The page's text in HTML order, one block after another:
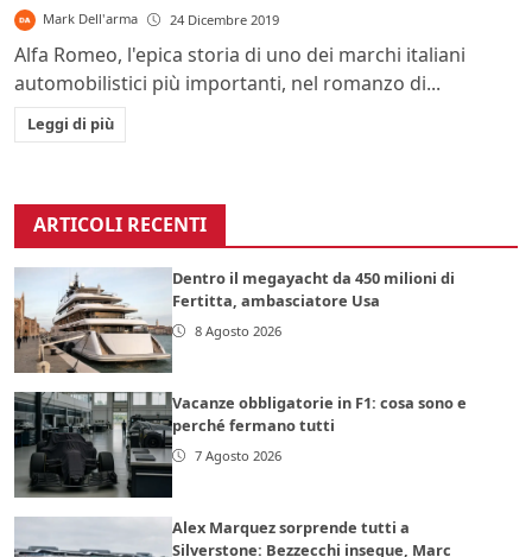
Mark Dell'arma 24 Dicembre 2019
Alfa Romeo, l'epica storia di uno dei marchi italiani
automobilistici più importanti, nel romanzo di...
Leggi di più
ARTICOLI RECENTI
Dentro il megayacht da 450 milioni di
Fertitta, ambasciatore Usa
8 Agosto 2026
Vacanze obbligatorie in F1: cosa sono e
perché fermano tutti
7 Agosto 2026
Alex Marquez sorprende tutti a
Silverstone: Bezzecchi insegue, Marc